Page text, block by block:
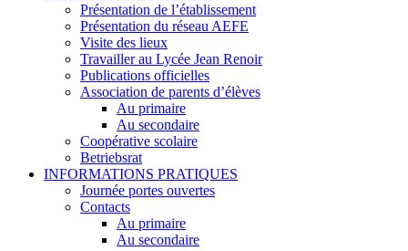
Présentation de l’établissement
Présentation du réseau AEFE
Visite des lieux
Travailler au Lycée Jean Renoir
Publications officielles
Association de parents d’élèves
Au primaire
Au secondaire
Coopérative scolaire
Betriebsrat
INFORMATIONS PRATIQUES
Journée portes ouvertes
Contacts
Au primaire
Au secondaire